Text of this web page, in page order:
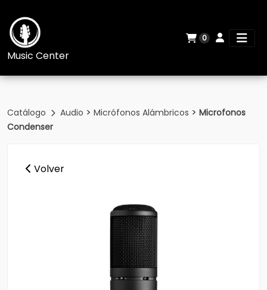
Music Center
0
Catálogo Audio > Micrófonos Alámbricos > Microfonos
Condenser
Volver